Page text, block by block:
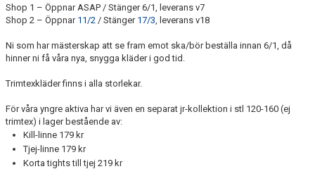
Shop 1 – Öppnar ASAP / Stänger 6/1, leverans v7
Shop 2 – Öppnar 11/2 / Stänger 17/3, leverans v18
Ni som har mästerskap att se fram emot ska/bör beställa innan 6/1, då
hinner ni få våra nya, snygga kläder i god tid.
Trimtexkläder finns i alla storlekar.
För våra yngre aktiva har vi även en separat jr-kollektion i stl 120-160 (ej
trimtex) i lager bestående av:
Kill-linne 179 kr
Tjej-linne 179 kr
Korta tights till tjej 219 kr